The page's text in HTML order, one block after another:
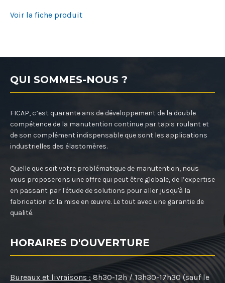
Voir la fiche produit
QUI SOMMES-NOUS ?
FICAP, c’est quarante ans de développement de la double
compétence de la manutention continue par tapis roulant et
de son complément indispensable que sont les applications
industrielles des élastomères.
Quelle que soit votre problématique de manutention, nous
vous proposerons une offre qui peut être globale, de l’expertise
en passant par l'étude de solutions pour aller jusqu'à la
fabrication et la mise en œuvre. Le tout avec une garantie de
qualité.
HORAIRES D'OUVERTURE
Bureaux et livraisons : 8h30-12h / 13h30-17h30 (sauf le